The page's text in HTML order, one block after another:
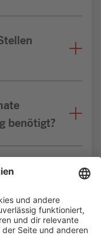
benötigt?